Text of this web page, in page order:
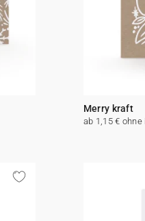
Merry kraft
ab 1,15 € ohne